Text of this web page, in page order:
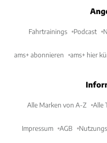
Fahrtrainings Podcast
ams+ abonnieren ams+ hier
Alle Marken von A-Z Alle
Impressum AGB